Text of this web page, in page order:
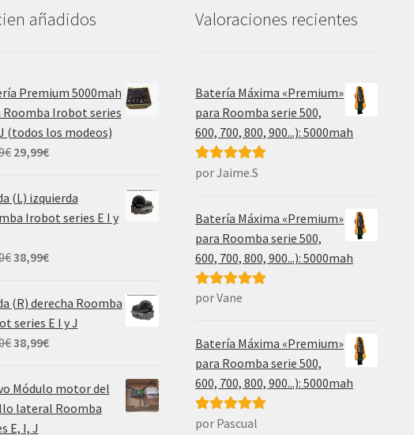
añadidos
Premium 5000mah
Roomba Irobot series
(todos los modeos)
€ El
original
era:
29,99€El
actual
(L) izquierda
Irobot series E I y
€ El
original
era:
38,99€El
actual
es:
38,99€.
(R) derecha Roomba
series E I y J
€ El
original
era:
55,00€.
38,99€El
es:
Módulo motor del
lateral Roomba
E, I, J
Valoraciones recientes
Batería Máxima «Premium»
para Roomba serie 500,
600, 700, 800, 900...): 5000mah
Valorado con
por Jaime.S
Batería Máxima «Premium»
para Roomba serie 500,
600, 700, 800, 900...): 5000mah
Valorado con
por Vane
Batería Máxima «Premium»
para Roomba serie 500,
600, 700, 800, 900...): 5000mah
Valorado con
por Pascual